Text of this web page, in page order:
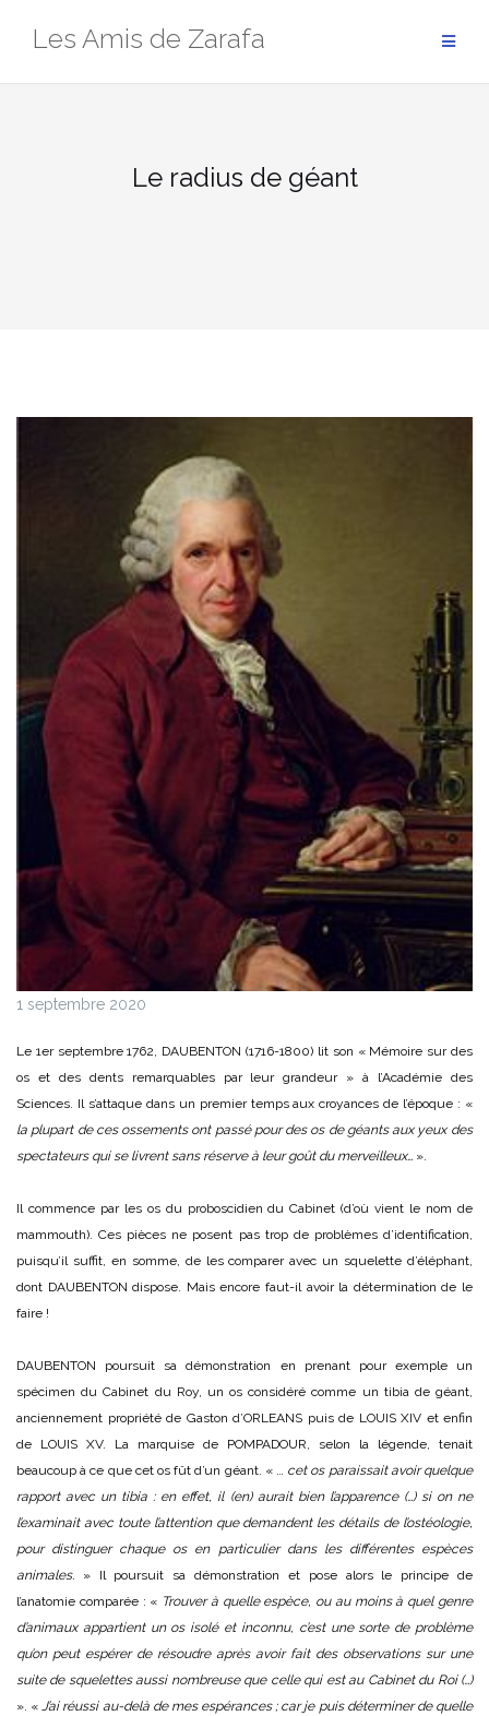
Les Amis de Zarafa
Le radius de géant
1 septembre 2020
Le 1er septembre 1762, DAUBENTON (1716-1800) lit son « Mémoire sur des
os et des dents remarquables par leur grandeur » à l’Académie des
Sciences. Il s’attaque dans un premier temps aux croyances de l’époque : «
la plupart de ces ossements ont passé pour des os de géants aux yeux des
spectateurs qui se livrent sans réserve à leur goût du merveilleux… ».
Il commence par les os du proboscidien du Cabinet (d’où vient le nom de
mammouth). Ces pièces ne posent pas trop de problèmes d’identification,
puisqu’il suffit, en somme, de les comparer avec un squelette d’éléphant,
dont DAUBENTON dispose. Mais encore faut-il avoir la détermination de le
faire !
DAUBENTON poursuit sa démonstration en prenant pour exemple un
spécimen du Cabinet du Roy, un os considéré comme un tibia de géant,
anciennement propriété de Gaston d’ORLEANS puis de LOUIS XIV et enfin
de LOUIS XV. La marquise de POMPADOUR, selon la légende, tenait
beaucoup à ce que cet os fût d’un géant. « … cet os paraissait avoir quelque
rapport avec un tibia : en effet, il (en) aurait bien l’apparence (…) si on ne
l’examinait avec toute l’attention que demandent les détails de l’ostéologie,
pour distinguer chaque os en particulier dans les différentes espèces
animales. » Il poursuit sa démonstration et pose alors le principe de
l’anatomie comparée : « Trouver à quelle espèce, ou au moins à quel genre
d’animaux appartient un os isolé et inconnu, c’est une sorte de problème
qu’on peut espérer de résoudre après avoir fait des observations sur une
suite de squelettes aussi nombreuse que celle qui est au Cabinet du Roi (…)
». «J’ai réussi au-delà de mes espérances ; car je puis déterminer de quelle